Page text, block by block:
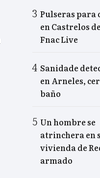
Pulseras
en Castrelos
Fnac Live
Sanidade
en Arneles,
baño
Un hombre se
atrinchera en
vivienda de
armado